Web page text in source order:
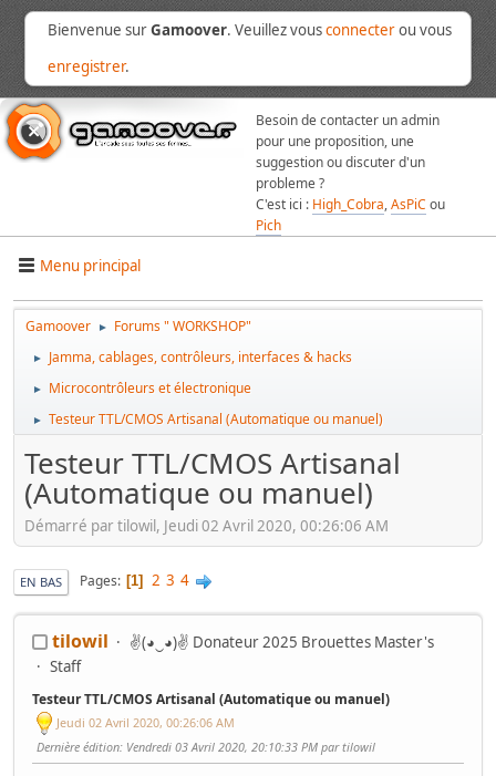
Bienvenue surGamoover. Veuillez vousconnecterou vous
enregistrer.
Besoin de contacter un admin
pour une proposition, une
suggestion ou discuter d'un
probleme ?
C'est ici : High_Cobra,AsPiC ou
Pich
Menu principal
Gamoover ► Forums " WORKSHOP"
► Jamma, cablages, contrôleurs, interfaces & hacks
► Microcontrôleurs et électronique
► Testeur TTL/CMOS Artisanal (Automatique ou manuel)
Testeur TTL/CMOS Artisanal
(Automatique ou manuel)
Démarré par tilowil, Jeudi 02 Avril 2020, 00:26:06 AM
EN BAS Pages 1 2 3 4
tilowil
✌(◕‿◕)✌ Donateur 2025 Brouettes Master's
Staff
Testeur TTL/CMOS Artisanal (Automatique ou manuel)
Jeudi 02 Avril 2020, 00:26:06 AM
Dernière édition: Vendredi 03 Avril 2020, 20:10:33 PM par tilowil